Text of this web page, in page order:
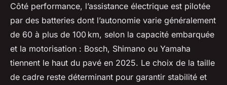
Côté performance, l’assistance électrique est pilotée
par des batteries dont l’autonomie varie généralement
de 60 à plus de 100 km, selon la capacité embarquée
et la motorisation : Bosch, Shimano ou Yamaha
tiennent le haut du pavé en 2025. Le choix de la taille
de cadre reste déterminant pour garantir stabilité et